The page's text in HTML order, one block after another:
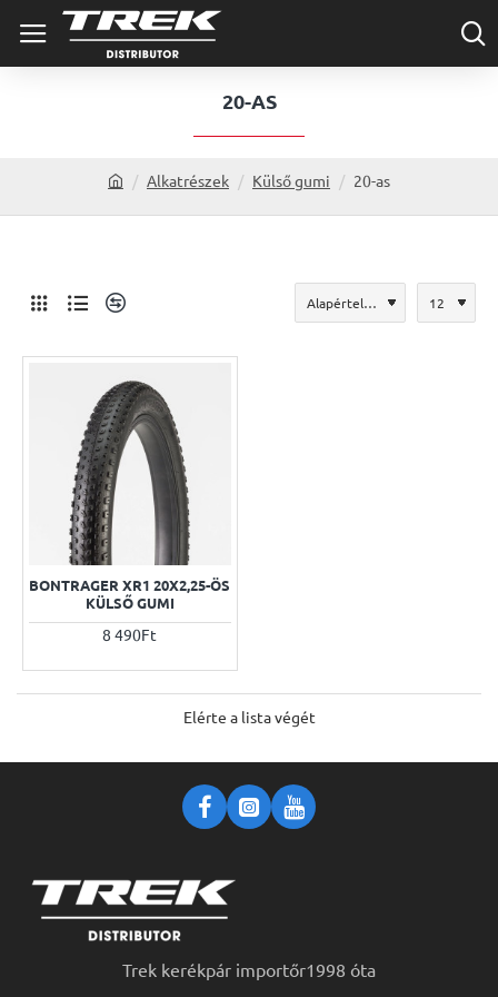
20-AS
o
Alkatrészek Külső gumi 20-as
BONTRAGER XR1 20X2,25-ÖS
KÜLSŐ GUMI
8 490Ft
Elérte a lista végét
Trek kerékpár importőr1998 óta